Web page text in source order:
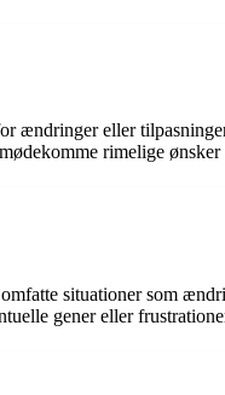
ændringer eller
rimelige
situationer som
gener eller